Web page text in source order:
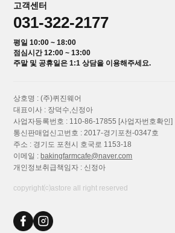
고객센터
031-322-2177
평일 10:00 ~ 18:00
점심시간 12:00 ~ 13:00
주말 및 공휴일은 1:1 상담을 이용해주세요.
상호명 : (주)퀴진웨어
대표이사 : 장덕수,신정아
사업자등록번호 : 110-86-17855 [사업자번호확인]
통신판매업신고번호 : 2017-경기포천-0347호
주소 : 경기도 포천시 호국로 1153-18
이메일 : bakingfarmcafe@naver.com
개인정보취급책임자 : 신정아
copyright⒞astore all right reserved